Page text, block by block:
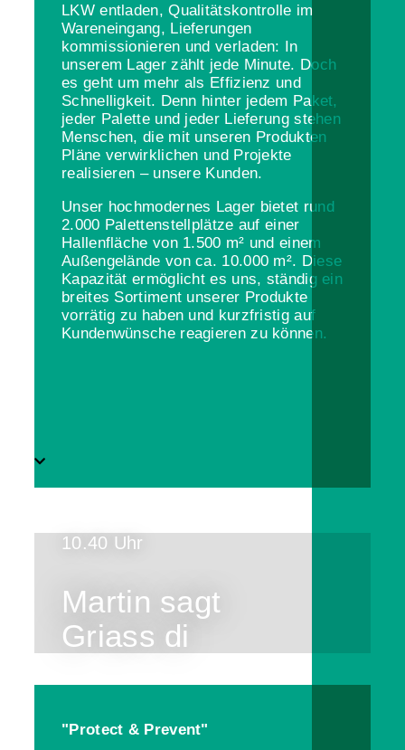
LKW entladen, Qualitätskontrolle im
Wareneingang, Lieferungen
kommissionieren und verladen: In
unserem Lager zählt jede Minute. Doch
es geht um mehr als Effizienz und
Schnelligkeit. Denn hinter jedem Paket,
jeder Palette und jeder Lieferung stehen
Menschen, die mit unseren Produkten
Pläne verwirklichen und Projekte
realisieren – unsere Kunden.
Unser hochmodernes Lager bietet rund
2.000 Palettenstellplätze auf einer
Hallenfläche von 1.500 m² und einem
Außengelände von ca. 10.000 m². Diese
Kapazität ermöglicht es uns, ständig ein
breites Sortiment unserer Produkte
vorrätig zu haben und kurzfristig auf
Kundenwünsche reagieren zu können.
10.40 Uhr
Martin sagt
Griass di
"Protect & Prevent"